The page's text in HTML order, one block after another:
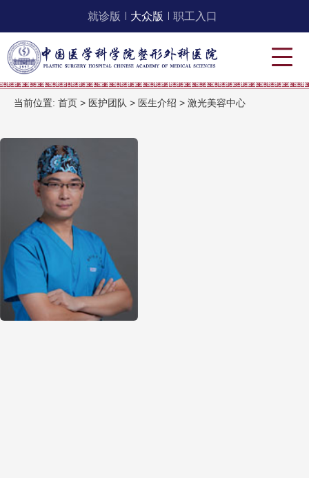
就诊版 大众版 职工入口
当前位置: 首页 > 医护团队 > 医生介绍 > 激光美容中心